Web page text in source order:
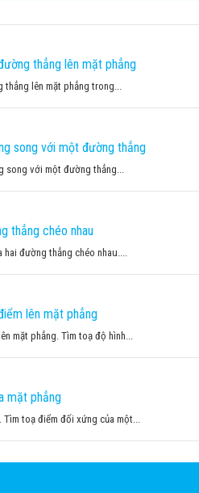
thẳng lên mặt phẳng
lên mặt phẳng trong...
song với một đường thẳng
với một đường thẳng...
thẳng chéo nhau
đường thẳng chéo nhau....
lên mặt phẳng
mặt phẳng. Tìm toạ độ hình...
mặt phẳng
toạ điểm đối xứng của một...